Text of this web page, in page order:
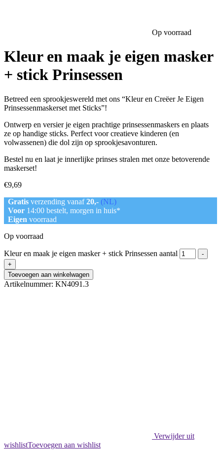
Op voorraad
Kleur en maak je eigen masker
+ stick Prinsessen
Betreed een sprookjeswereld met ons “Kleur en Creëer Je Eigen
Prinsessenmaskerset met Sticks”!
Ontwerp en versier je eigen prachtige prinsessenmaskers en plaats
ze op handige sticks. Perfect voor creatieve kinderen (en
volwassenen) die dol zijn op sprookjesavonturen.
Bestel nu en laat je innerlijke prinses stralen met onze betoverende
maskerset!
€9,69
Gratis verzending vanaf20,- (NL)
Voor 14:00 bestelt, morgen in huis*
Eigen voorraad
Op voorraad
Kleur en maak je eigen masker + stick Prinsessen aantal
-
+
Toevoegen aan winkelwagen
Artikelnummer: KN4091.3
Verwijder uit
wishlistToevoegen aan wishlist